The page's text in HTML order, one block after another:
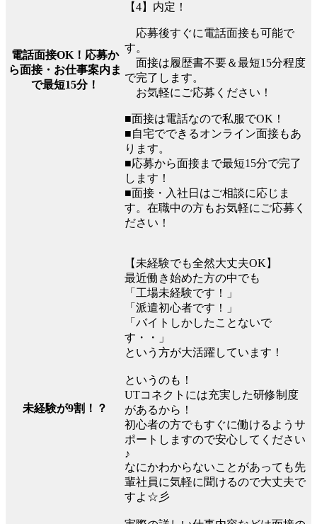
電話面接OK！応募か
ら面接・お仕事案内ま
で最短15分！
【4】内定！
応募後すぐに電話面接も可能で
す。
面接は履歴書不要＆最短15分程度
で完了します。
お気軽にご応募ください！
■面接は電話なので私服でOK！
■自宅でできるオンライン面接もあ
ります。
■応募から面接まで最短15分で完了
します！
■面接・入社日はご相談に応じま
す。在職中の方もお気軽にご応募く
ださい！
未経験が9割！？
【未経験でも全然大丈夫OK】
最近働き始めた方の中でも
「工場未経験です！」
「派遣初心者です！」
「バイトしかしたことないで
す・・」
という方が大活躍しています！
というのも！
UTコネクトには充実した研修制度
があるから！
初心者の方でもすぐに働けるようサ
ポートしますので安心してください
♪
なにかわからないことがあっても先
輩社員に気軽に聞けるので大丈夫で
すよ☆彡